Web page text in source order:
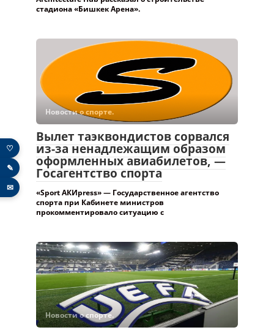
стадиона «Бишкек Арена».
Новости о спорте.
Вылет таэквондистов сорвался
из-за ненадлежащим образом
оформленных авиабилетов, —
Госагентство спорта
«Sport АКИpress» — Государственное агентство
спорта при Кабинете министров
прокомментировало ситуацию с
Новости о спорте.
♡
✎
✉